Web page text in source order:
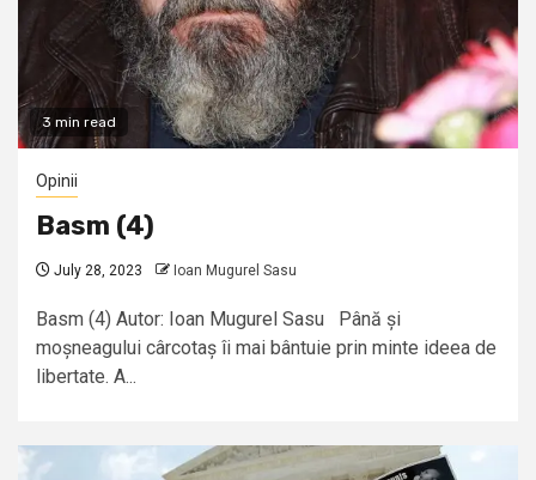
3 min read
Opinii
Basm (4)
July 28, 2023 Ioan Mugurel Sasu
Basm (4) Autor: Ioan Mugurel Sasu Până și
moșneagului cârcotaș îi mai bântuie prin minte ideea de
libertate. A...